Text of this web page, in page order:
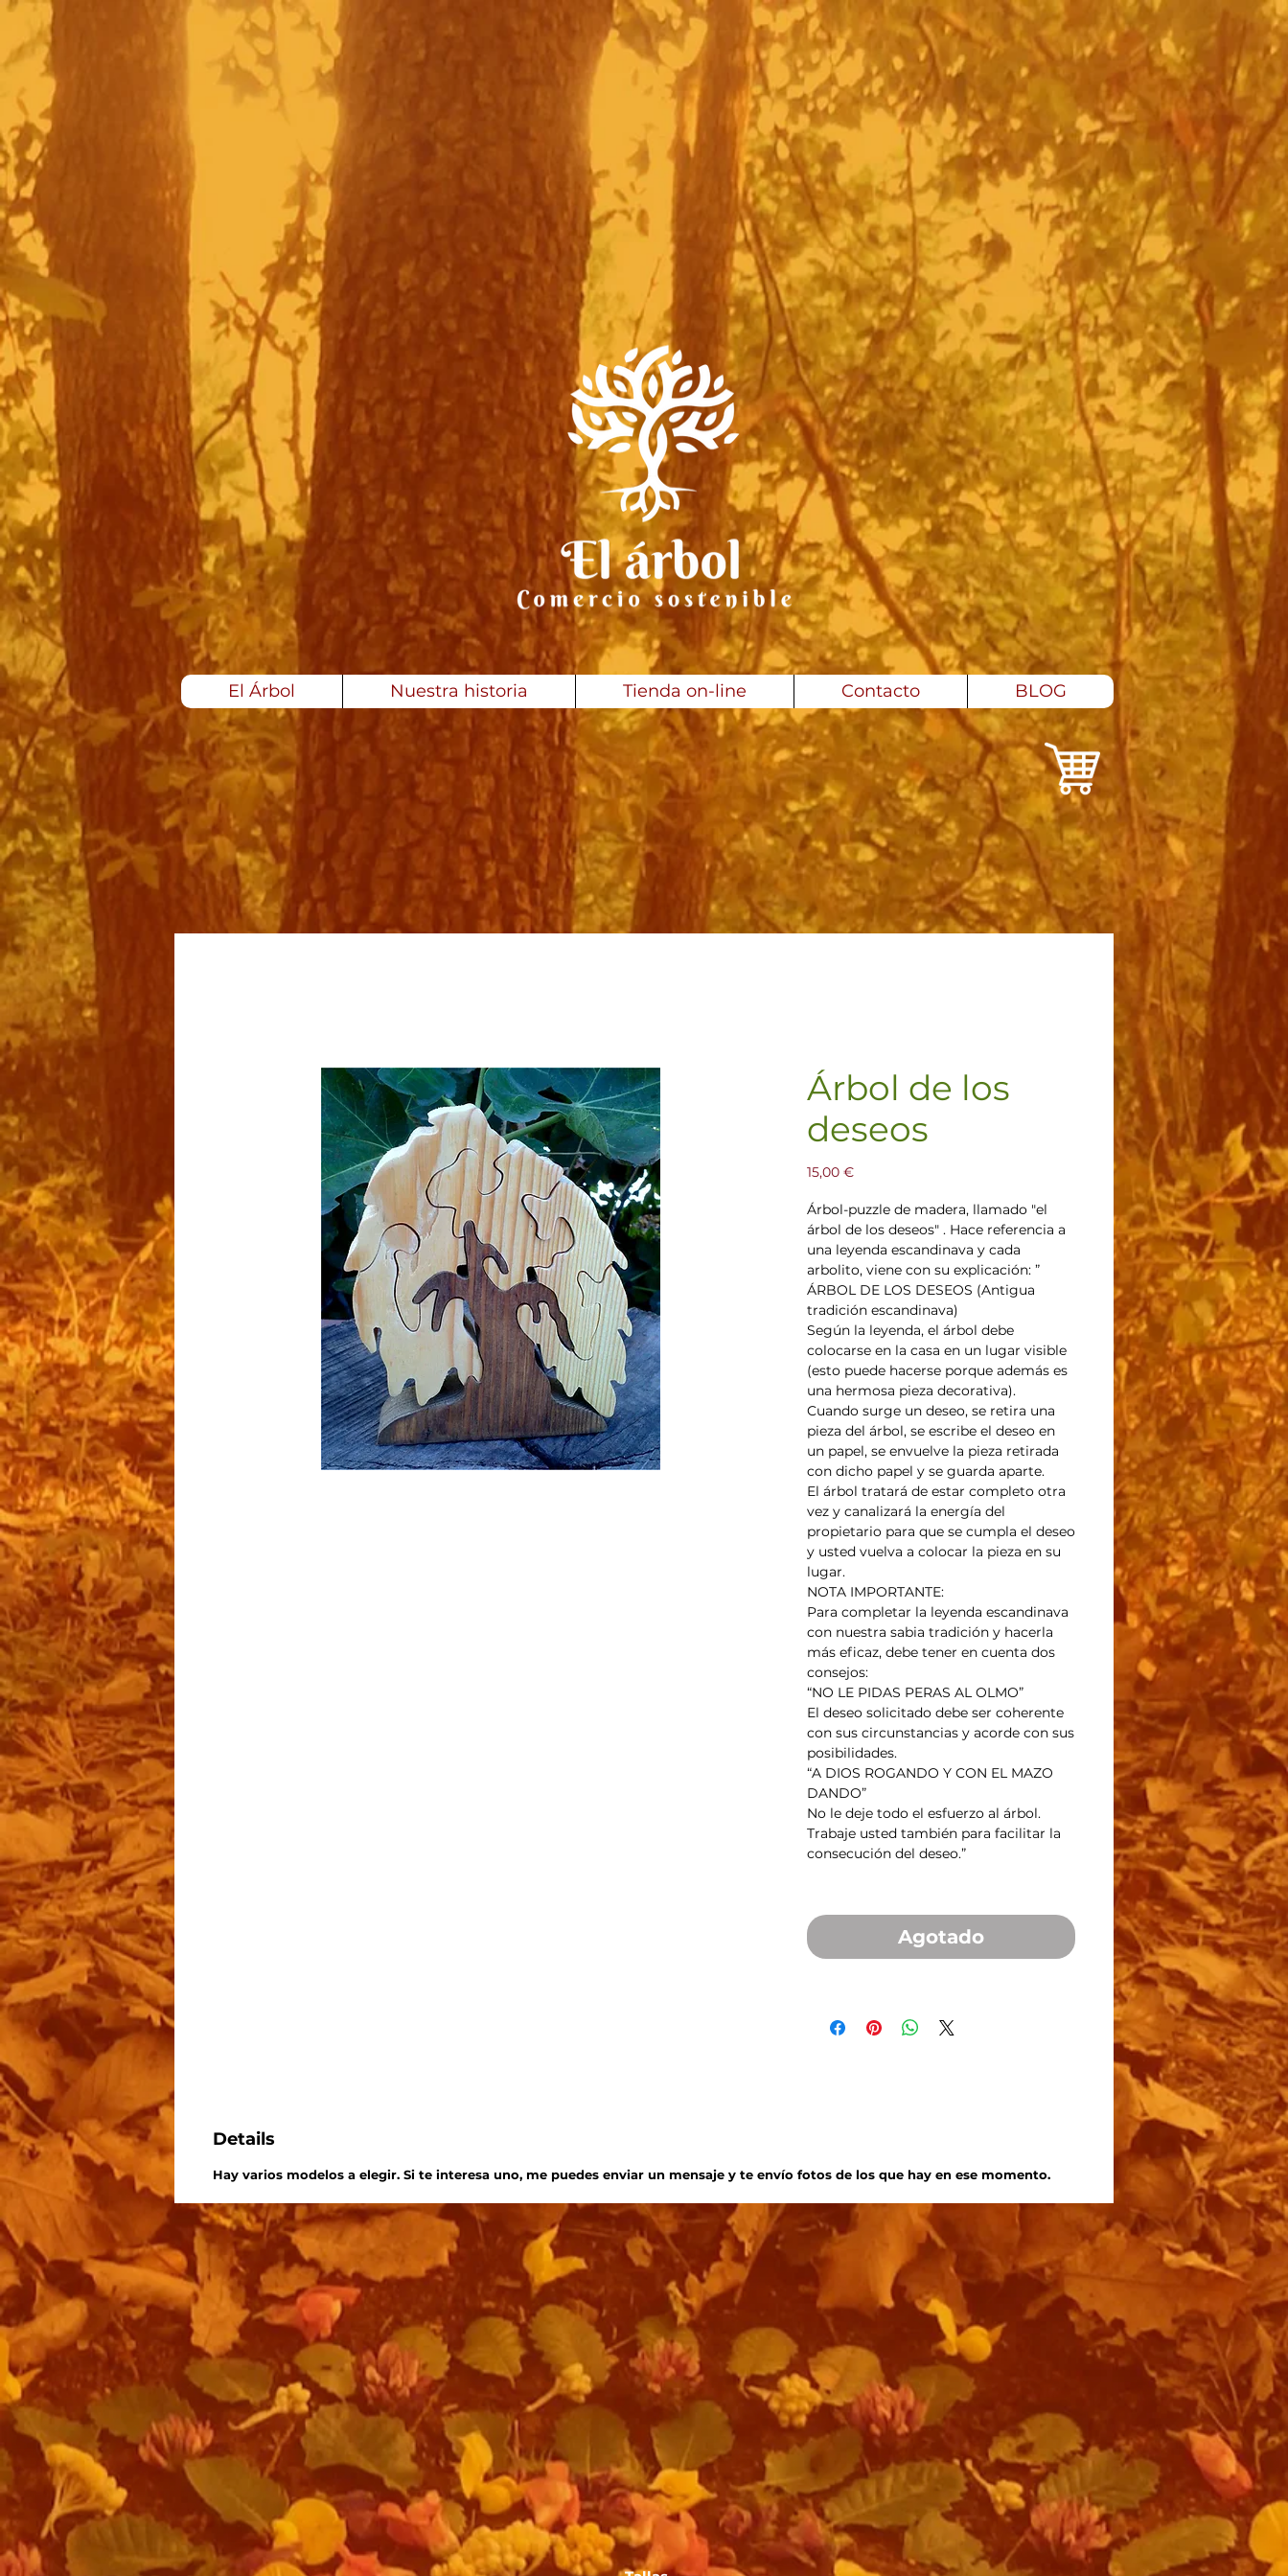
El Árbol Nuestra historia Tienda on-line Contacto BLOG
Árbol de los
deseos
15,00 €Precio
Árbol-puzzle de madera, llamado "el
árbol de los deseos" . Hace referencia a
una leyenda escandinava y cada
arbolito, viene con su explicación: ”
ÁRBOL DE LOS DESEOS (Antigua
tradición escandinava)
Según la leyenda, el árbol debe
colocarse en la casa en un lugar visible
(esto puede hacerse porque además es
una hermosa pieza decorativa).
Cuando surge un deseo, se retira una
pieza del árbol, se escribe el deseo en
un papel, se envuelve la pieza retirada
con dicho papel y se guarda aparte.
El árbol tratará de estar completo otra
vez y canalizará la energía del
propietario para que se cumpla el deseo
y usted vuelva a colocar la pieza en su
lugar.
NOTA IMPORTANTE:
Para completar la leyenda escandinava
con nuestra sabia tradición y hacerla
más eficaz, debe tener en cuenta dos
consejos:
“NO LE PIDAS PERAS AL OLMO”
El deseo solicitado debe ser coherente
con sus circunstancias y acorde con sus
posibilidades.
“A DIOS ROGANDO Y CON EL MAZO
DANDO”
No le deje todo el esfuerzo al árbol.
Trabaje usted también para facilitar la
consecución del deseo.”
Agotado
Details
Hay varios modelos a elegir. Si te interesa uno, me puedes enviar un mensaje y te envío fotos de los que hay en ese momento.